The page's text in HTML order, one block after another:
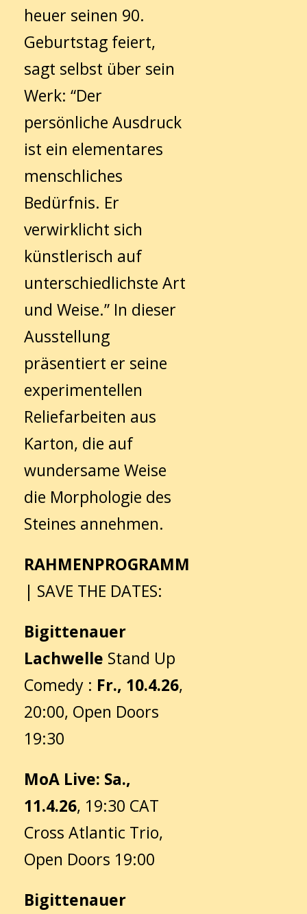
heuer seinen 90.
Geburtstag feiert,
sagt selbst über sein
Werk: “Der
persönliche Ausdruck
ist ein elementares
menschliches
Bedürfnis. Er
verwirklicht sich
künstlerisch auf
unterschiedlichste Art
und Weise.” In dieser
Ausstellung
präsentiert er seine
experimentellen
Reliefarbeiten aus
Karton, die auf
wundersame Weise
die Morphologie des
Steines annehmen.
RAHMENPROGRAMM
| SAVE THE DATES:
Bigittenauer
Lachwelle Stand Up
Comedy : Fr., 10.4.26,
20:00, Open Doors
19:30
MoA Live: Sa.,
11.4.26, 19:30 CAT
Cross Atlantic Trio,
Open Doors 19:00
Bigittenauer